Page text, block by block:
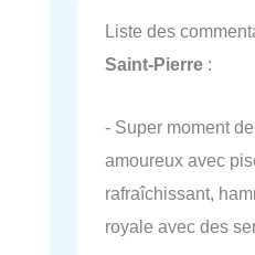
Liste des
Saint-Pierre :
- Super moment
amoureux avec
rafraîchissant,
royale avec des